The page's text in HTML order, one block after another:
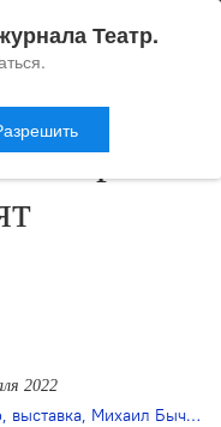
2022
, выставка, Михаил Бычков
Театр.